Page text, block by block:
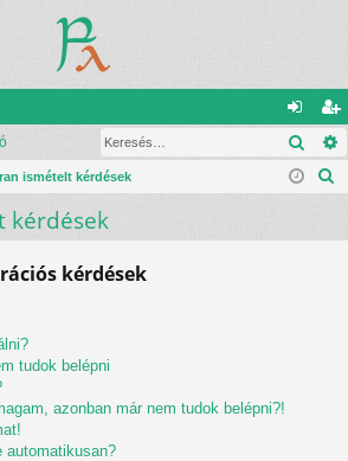
el
ép
eg
is
ismételt kérdések
kérdések
kérdések
tudok belépni
azonban már nem tudok belépni?!
automatikusan?